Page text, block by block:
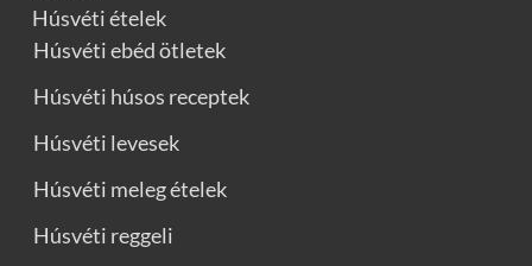
Húsvéti ételek
Húsvéti ebéd ötletek
Húsvéti húsos receptek
Húsvéti levesek
Húsvéti meleg ételek
Húsvéti reggeli